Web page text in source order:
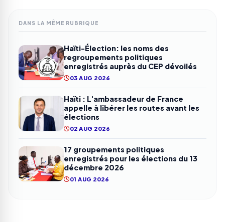
DANS LA MÊME RUBRIQUE
Haïti-Élection: les noms des
regroupements politiques
enregistrés auprès du CEP dévoilés
03 AUG 2026
Haïti : L'ambassadeur de France
appelle à libérer les routes avant les
élections
02 AUG 2026
17 groupements politiques
enregistrés pour les élections du 13
décembre 2026
01 AUG 2026